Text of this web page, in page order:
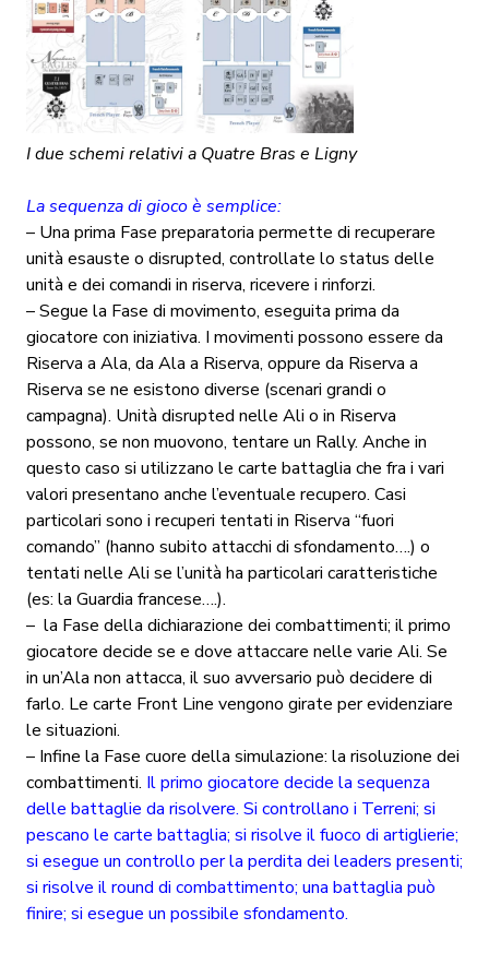
I due schemi relativi a Quatre Bras e Ligny
La sequenza di gioco è semplice:
– Una prima Fase preparatoria permette di recuperare
unità esauste o disrupted, controllate lo status delle
unità e dei comandi in riserva, ricevere i rinforzi.
– Segue la Fase di movimento, eseguita prima da
giocatore con iniziativa. I movimenti possono essere da
Riserva a Ala, da Ala a Riserva, oppure da Riserva a
Riserva se ne esistono diverse (scenari grandi o
campagna). Unità disrupted nelle Ali o in Riserva
possono, se non muovono, tentare un Rally. Anche in
questo caso si utilizzano le carte battaglia che fra i vari
valori presentano anche l’eventuale recupero. Casi
particolari sono i recuperi tentati in Riserva “fuori
comando” (hanno subito attacchi di sfondamento….) o
tentati nelle Ali se l’unità ha particolari caratteristiche
(es: la Guardia francese….).
– la Fase della dichiarazione dei combattimenti; il primo
giocatore decide se e dove attaccare nelle varie Ali. Se
in un’Ala non attacca, il suo avversario può decidere di
farlo. Le carte Front Line vengono girate per evidenziare
le situazioni.
– Infine la Fase cuore della simulazione: la risoluzione dei
combattimenti. Il primo giocatore decide la sequenza
delle battaglie da risolvere. Si controllano i Terreni; si
pescano le carte battaglia; si risolve il fuoco di artiglierie;
si esegue un controllo per la perdita dei leaders presenti;
si risolve il round di combattimento; una battaglia può
finire; si esegue un possibile sfondamento.